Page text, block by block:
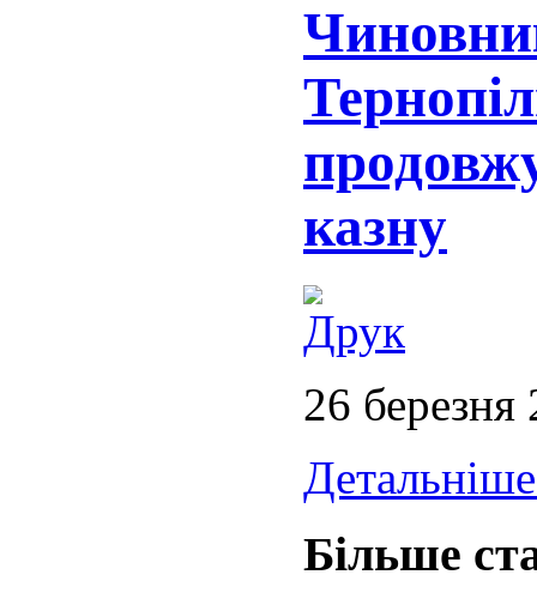
казну
26 березня
Більше